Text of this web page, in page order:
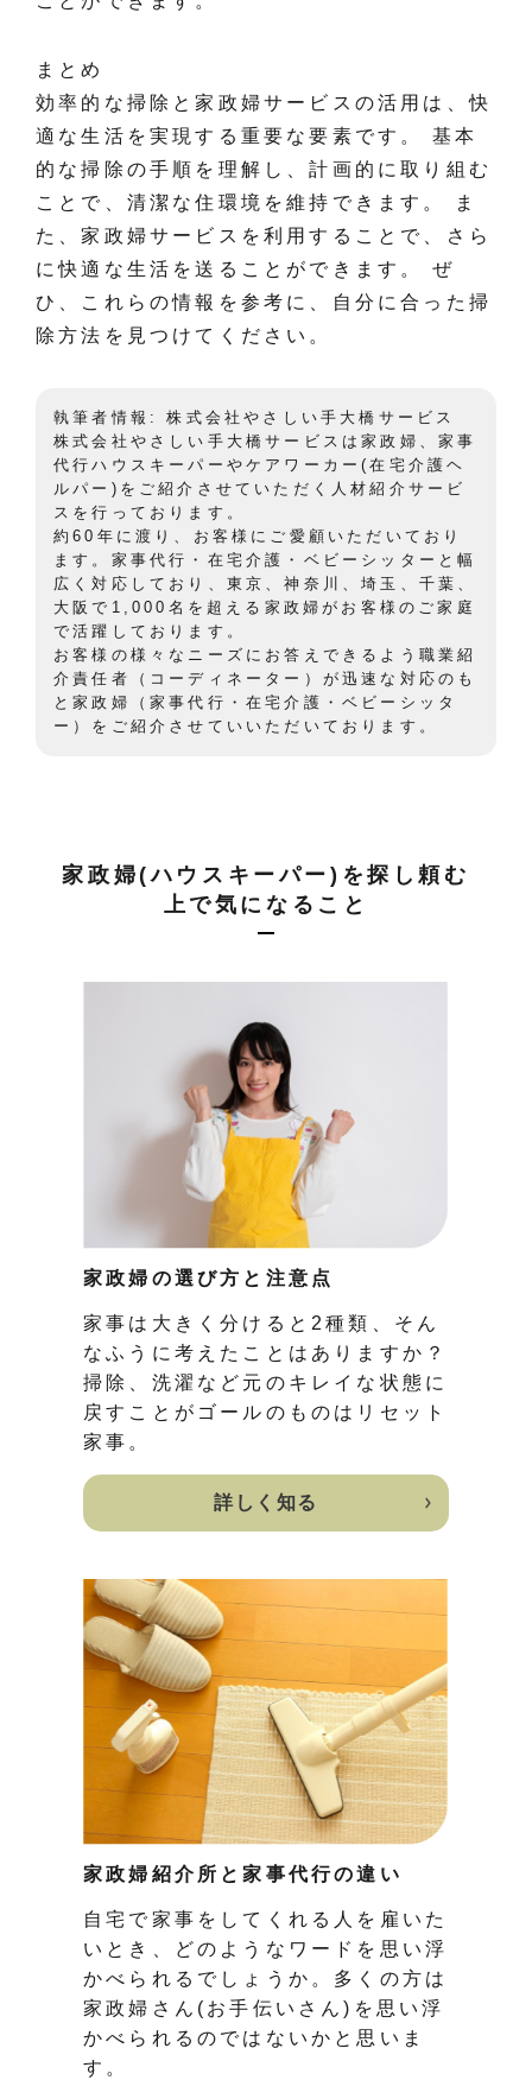
まとめ
効率的な掃除と家政婦サービスの活用は、快
適な生活を実現する重要な要素です。 基本
的な掃除の手順を理解し、計画的に取り組む
ことで、清潔な住環境を維持できます。 ま
た、家政婦サービスを利用することで、さら
に快適な生活を送ることができます。 ぜ
ひ、これらの情報を参考に、自分に合った掃
除方法を見つけてください。
執筆者情報: 株式会社やさしい手大橋サービス
株式会社やさしい手大橋サービスは家政婦、家事
代行ハウスキーパーやケアワーカー(在宅介護ヘ
ルパー)をご紹介させていただく人材紹介サービ
スを行っております。
約60年に渡り、お客様にご愛顧いただいており
ます。家事代行・在宅介護・ベビーシッターと幅
広く対応しており、東京、神奈川、埼玉、千葉、
大阪で1,000名を超える家政婦がお客様のご家庭
で活躍しております。
お客様の様々なニーズにお答えできるよう職業紹
介責任者（コーディネーター）が迅速な対応のも
と家政婦（家事代行・在宅介護・ベビーシッタ
ー）をご紹介させていいただいております。
家政婦(ハウスキーパー)を探し頼む
上で気になること
家政婦の選び方と注意点
家事は大きく分けると2種類、そん
なふうに考えたことはありますか？
掃除、洗濯など元のキレイな状態に
戻すことがゴールのものはリセット
家事。
詳しく知る
家政婦紹介所と家事代行の違い
自宅で家事をしてくれる人を雇いた
いとき、どのようなワードを思い浮
かべられるでしょうか。多くの方は
家政婦さん(お手伝いさん)を思い浮
かべられるのではないかと思いま
す。